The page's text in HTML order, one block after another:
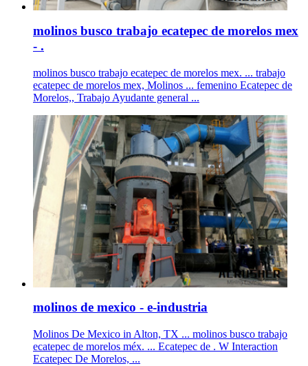
molinos busco trabajo ecatepec de morelos mex
- .
molinos busco trabajo ecatepec de morelos mex. ... trabajo
ecatepec de morelos mex, Molinos ... femenino Ecatepec de
Morelos,, Trabajo Ayudante general ...
molinos de mexico - e-industria
Molinos De Mexico in Alton, TX ... molinos busco trabajo
ecatepec de morelos méx. ... Ecatepec de . W Interaction
Ecatepec De Morelos, ...